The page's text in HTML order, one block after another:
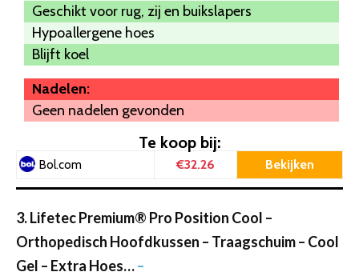
Geschikt voor rug, zij en buikslapers
Hypoallergene hoes
Blijft koel
Nadelen:
Geen nadelen gevonden
Te koop bij:
Bol.com €32.26 Bekijken
3. Lifetec Premium® Pro Position Cool –
Orthopedisch Hoofdkussen – Traagschuim – Cool
Gel – Extra Hoes…–